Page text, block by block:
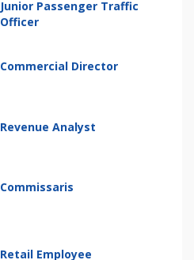
Junior Passenger Traffic
Officer
Commercial Director
Revenue Analyst
Commissaris
Retail Employee